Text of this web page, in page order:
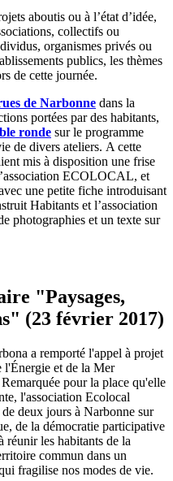
aboutis ou à l’état d’idée,
collectifs ou
organismes privés ou
publics, les thèmes
de cette journée.
de Narbonne dans la
portées par des habitants,
ronde sur le programme
de divers ateliers. A cette
mis à disposition une frise
ECOLOCAL, et
une petite fiche introduisant
Habitants et l’association
photographies et un texte sur
"Paysages,
(23 février 2017)
a remporté l'appel à projet
et de la Mer
Remarquée pour la place qu'elle
l'association Ecolocal
deux jours à Narbonne sur
de la démocratie participative
réunir les habitants de la
commun dans un
fragilise nos modes de vie.